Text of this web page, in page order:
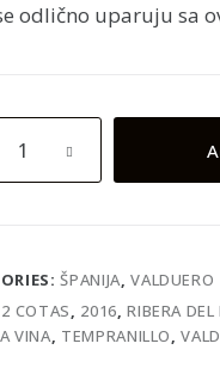
odlično uparuju sa
ŠPANIJA,VALDUERO
2 COTAS, 2016,RIBERA DEL
VINA, TEMPRANILLO,